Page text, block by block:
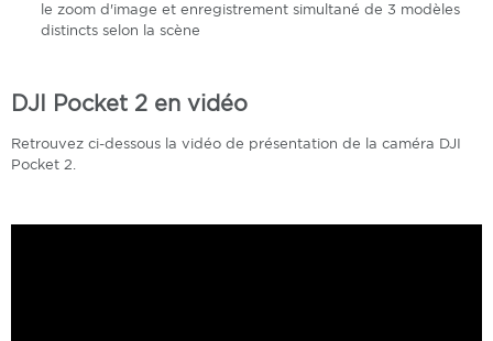
le zoom d'image et enregistrement simultané de 3 modèles
distincts selon la scène
DJI Pocket 2 en vidéo
Retrouvez ci-dessous la vidéo de présentation de la caméra DJI
Pocket 2.